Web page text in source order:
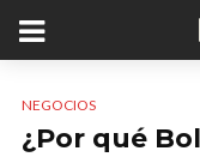
NEGOCIOS
¿Por qué